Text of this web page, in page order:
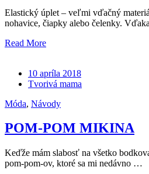
Elastický úplet – veľmi vďačný
nohavice, čiapky alebo čelenky.
Read More
10 apríla 2018
Tvorivá mama
Móda, Návody
POM-POM MIKINA
Keďže mám slabosť na všetko
pom-pom-ov, ktoré sa mi nedávno …